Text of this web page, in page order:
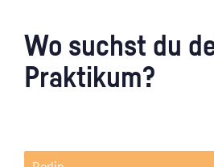
Wo suchst du
Praktikum?